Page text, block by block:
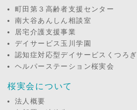
町田第３高齢者支援センター
南大谷あんしん相談室
居宅介護支援事業
デイサービス玉川学園
認知症対応型デイサービスくつろぎ
ヘルパーステーション桜実会
桜実会について
法人概要